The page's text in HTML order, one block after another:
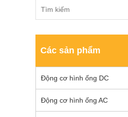
Các sản phẩm
Động cơ hình ống DC
Động cơ hình ống AC